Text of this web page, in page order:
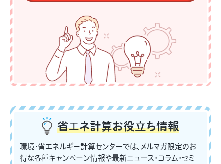
省エネ計算お役立ち情報
環境・省エネルギー計算センターでは、メルマガ限定のお
得な各種キャンペーン情報や最新ニュース・コラム・セミ